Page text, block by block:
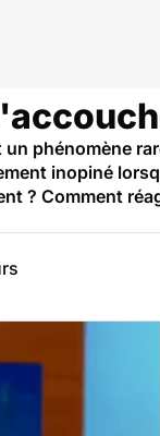
phénomène
inopiné
? Comment